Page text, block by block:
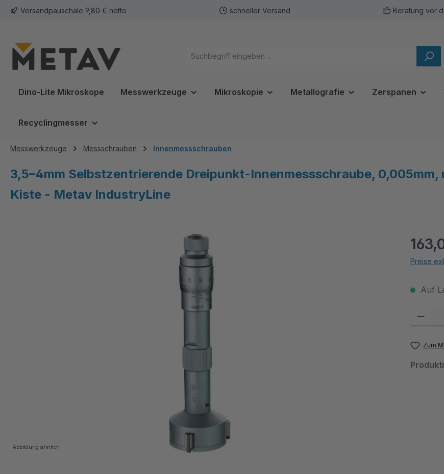
Zur Hauptnavigation springen
Versandpauschale 9,80 € netto schneller Versand Beratung vor
Dino-Lite Mikroskope Messwerkzeuge Mikroskopie Metallografie Zerspanen
Recyclingmesser
Messwerkzeuge Messschrauben Innenmessschrauben
3,5–4mm Selbstzentrierende Dreipunkt-Innenmessschraube, 0,005mm,
Kiste - Metav IndustryLine
Abbildung ähnlich
Preise
Auf
Zum